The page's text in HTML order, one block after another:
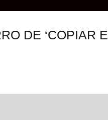
DE ‘COPIAR E